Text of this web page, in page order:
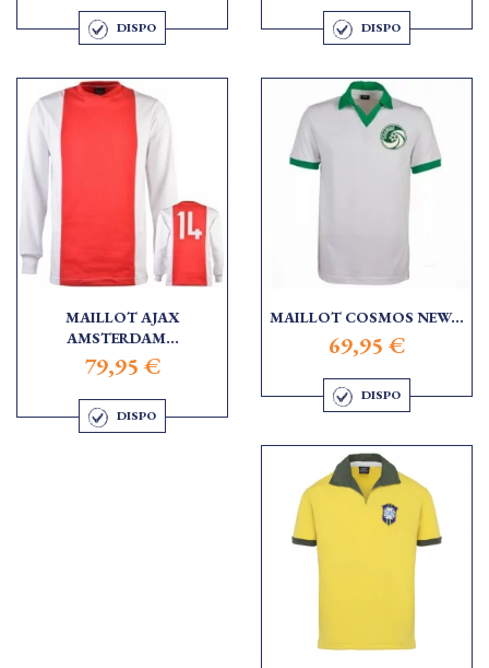
DISPO DISPO
MAILLOT AJAX
AMSTERDAM...
79,95 €
DISPO
MAILLOT COSMOS NEW...
69,95 €
DISPO